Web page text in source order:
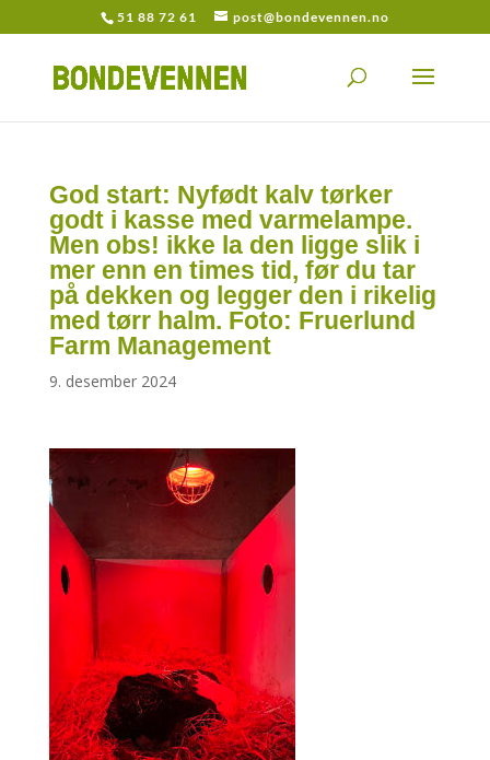
51 88 72 61 post@bondevennen.no
God start: Nyfødt kalv tørker
godt i kasse med varmelampe.
Men obs! ikke la den ligge slik i
mer enn en times tid, før du tar
på dekken og legger den i rikelig
med tørr halm. Foto: Fruerlund
Farm Management
9. desember 2024